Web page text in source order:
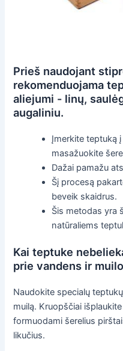
Prieš naudojant
rekomenduojama
aliejumi - linų,
augaliniu.
Įmerkite teptuką
masažuokite
Dažai pamažu
Šį procesą
beveik skaidrus.
Šis metodas yra
natūraliems
Kai teptuke
prie vandens ir
Naudokite specialų
muilą. Kruopščiai
formuodami šerelius
likučius.